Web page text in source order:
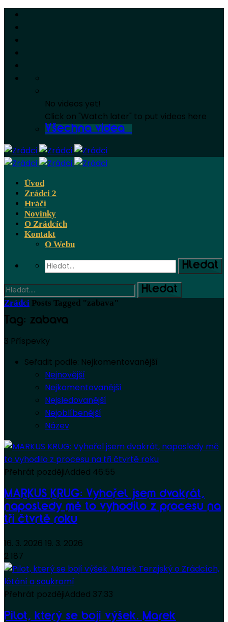
No videos yet!
Click on "Watch later" to put videos here
Všechna videa
Úvod
Zrádci 2
Hráči
Novinky
O Zrádcích
Kontakt
O Webu
Zrádci Posts Tagged "zabava"
Tag: zabava
3 Příspevky
Seřadit podle: Nejkomentovanější
Nejnovější
Nejkomentovanější
Nejsledovanější
Nejoblíbenější
Název
Přehrát pozdějiAdded 46:55
MARKUS KRUG: Vyhořel jsem dvakrát,
naposledy mě to vyhodilo z procesu na
tři čtvrtě roku
16. 3. 2026 19. 3. 2026
2 187
Přehrát pozdějiAdded 37:33
Pilot, který se bojí výšek. Marek